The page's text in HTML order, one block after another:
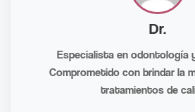
Dr.
Especialista en odontología
Comprometido con brindar la
tratamientos de